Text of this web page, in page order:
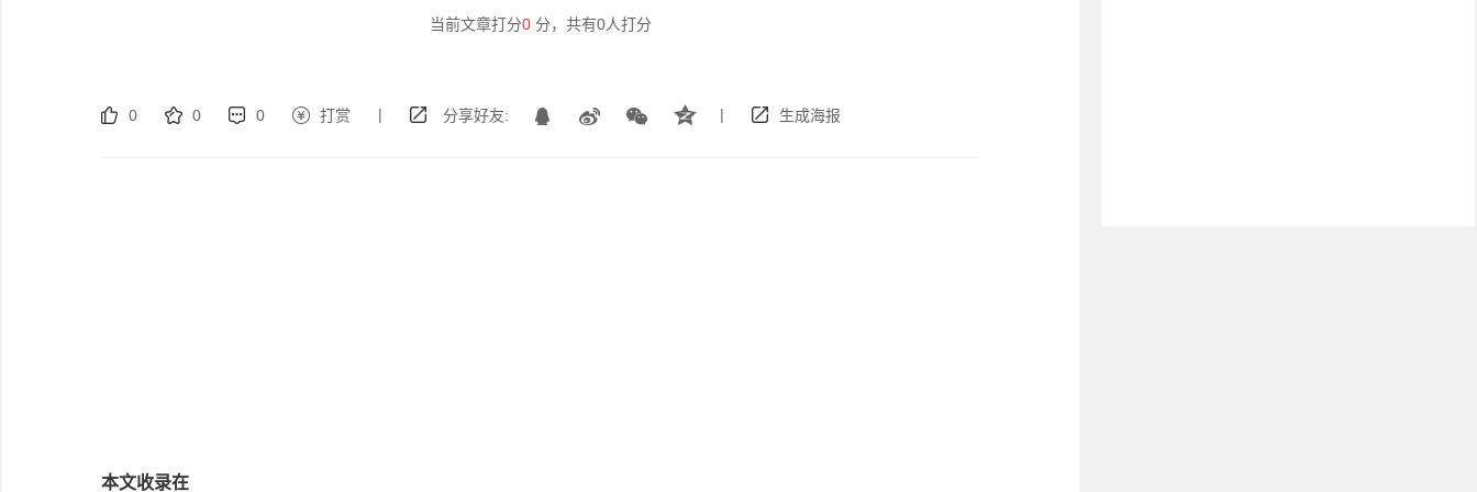
当前文章打分0 分，共有0人打分
0 0 0 打赏 | 分享好友: | 生成海报
本文收录在